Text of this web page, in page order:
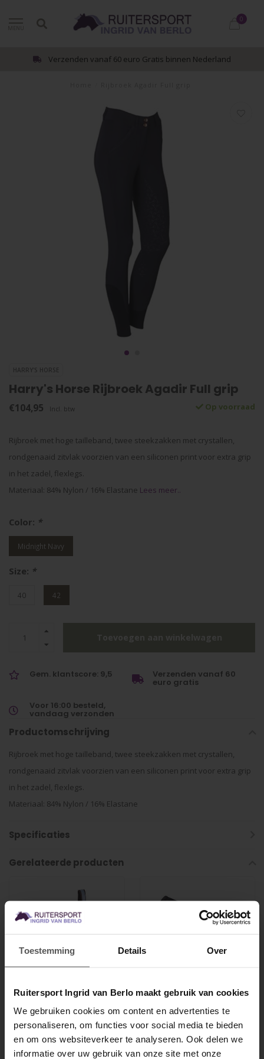
Toestemming Details Over
Ruitersport Ingrid van Berlo maakt gebruik van cookies
We gebruiken cookies om content en advertenties te
personaliseren, om functies voor social media te bieden
en om ons websiteverkeer te analyseren. Ook delen we
informatie over uw gebruik van onze site met onze
0
Verzenden vanaf 60 euro Gratis binnen Nederland
HARRY'S HORSE
Harry's Horse Rijbroek Agadir Full grip
€104,95 Incl. btw Op voorraad
Rijbroek met hoge tailleband, twee steekzakken met crystallen,
rondgenaaid zitvlak voorzien van een siliconen print voor extra grip
in het zadel, flexlegs.
Materiaal: 84% Nylon / 16% Elastane Lees meer..
Color: *
Midnight Navy
Size: *
40 42
Gem. klantscore: 9,5 Verzenden vanaf 60
euro gratis
Voor 16:00 besteld,
vandaag verzonden
Productomschrijving
Rijbroek met hoge tailleband, twee steekzakken met crystallen,
rondgenaaid zitvlak voorzien van een siliconen print voor extra grip
in het zadel, flexlegs.
Materiaal: 84% Nylon / 16% Elastane
Specificaties
Gerelateerde producten
HARRY'S HORSE
Halsterset Larache
Halsterset afgewerkt met
een sierbies langs het
HARRY'S HORSE
Zadeldek Amot
Zadeldek met koord en
platkoord, de voering is
MELD JE AAN VOOR